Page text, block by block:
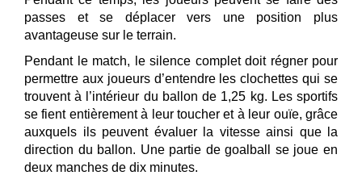
passes et se déplacer vers une position plus
avantageuse sur le terrain.
Pendant le match, le silence complet doit régner pour
permettre aux joueurs d’entendre les clochettes qui se
trouvent à l’intérieur du ballon de 1,25 kg. Les sportifs
se fient entièrement à leur toucher et à leur ouïe, grâce
auxquels ils peuvent évaluer la vitesse ainsi que la
direction du ballon. Une partie de goalball se joue en
deux manches de dix minutes.